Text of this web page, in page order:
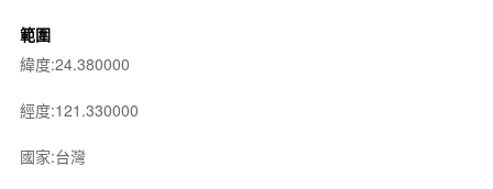
範圍
緯度:24.380000
經度:121.330000
國家:台灣